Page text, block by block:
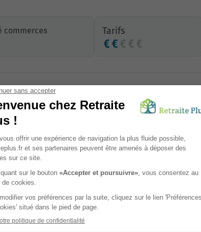
commerces Tarifs
Présence 24/24